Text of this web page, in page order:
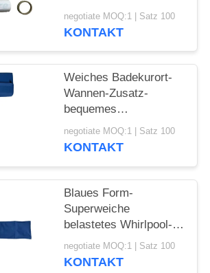
Chemikalie, Chlor,
Brom-sich hin- und
im Freien in dunklem
kakifarbigem
negotiate MOQ:1 | Satz 100
KONTAKT
Weiches Badekurort-
Wannen-Zusatz-
bequemes
Vinylbewegliches
Whirlpool-Wannen-
Freien heiße Wanne
negotiate MOQ:1 | Satz 100
KONTAKT
Blaues Form-
Superweiche
belastetes Whirlpool-
Kissen der Farbet für
Massage-Badekurort
negotiate MOQ:1 | Satz 100
KONTAKT